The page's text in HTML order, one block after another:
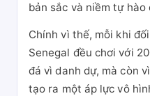
bản sắc và niềm tự hào
Chính vì thế, mỗi khi
Senegal đều chơi với
đá vì danh dự, mà còn
tạo ra một áp lực vô